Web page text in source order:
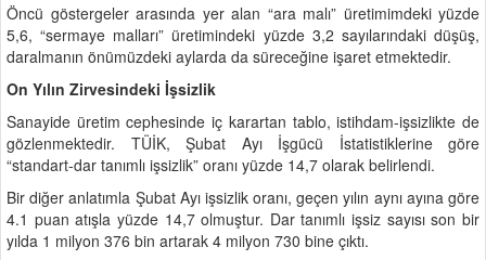
Öncü göstergeler arasında yer alan “ara malı” üretimimdeki yüzde
5,6, “sermaye malları” üretimindeki yüzde 3,2 sayılarındaki düşüş,
daralmanın önümüzdeki aylarda da süreceğine işaret etmektedir.
On Yılın Zirvesindeki İşsizlik
Sanayide üretim cephesinde iç karartan tablo, istihdam-işsizlikte de
gözlenmektedir. TÜİK, Şubat Ayı İşgücü İstatistiklerine göre
“standart-dar tanımlı işsizlik” oranı yüzde 14,7 olarak belirlendi.
Bir diğer anlatımla Şubat Ayı işsizlik oranı, geçen yılın aynı ayına göre
4.1 puan atışla yüzde 14,7 olmuştur. Dar tanımlı işsiz sayısı son bir
yılda 1 milyon 376 bin artarak 4 milyon 730 bine çıktı.